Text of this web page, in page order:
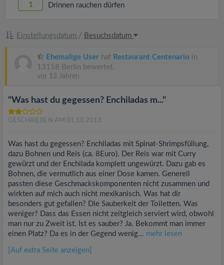
1 Drinnen rauchen dürfen
Einstellungsdatum / Besuchsdatum
Ehemalige User hat Restaurant Centenario in
13158 Berlin bewertet.
vor 13 Jahren
"Was hast du gegessen? Enchiladas m..."
GESCHRIEBEN AM 01.10.2013
Was hast du gegessen? Enchiladas mit Spinat-Shrimpsfüllung,
dazu Bohnen und Reis (ca. 8Euro). Der Reis war mit Curry
gewürzt und der Enchilada komplett ungewürzt. Dazu gab es
Bohnen, die vermutlich aus einer Dose kamen. Generell
passten diese Geschmackskomponenten nicht zusammen und
wirkten auf mich auch nicht mexikanisch. Was hat dir
besonders gut gefallen? Die Sauberkeit der Toiletten. Was
weniger? Dass das Essen nicht zeitgleich serviert wird, obwohl
man nur zu Zweit ist. Ist es sauber? Ja. Bekommt man immer
einen Platz? Da es in der Gegend wenig... mehr lesen
[Auf extra Seite anzeigen]